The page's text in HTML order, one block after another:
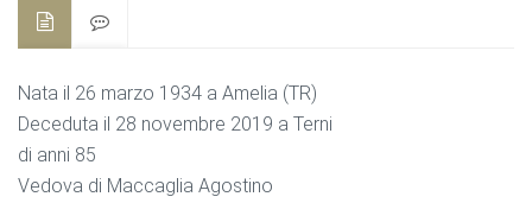
Nata il 26 marzo 1934 a Amelia (TR)
Deceduta il 28 novembre 2019 a Terni
di anni 85
Vedova di Maccaglia Agostino